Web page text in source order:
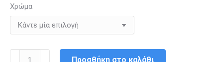
Χρώμα
ΜΑΡΚΑΔΟΡΟΣ
Προσθήκη στο καλάθι